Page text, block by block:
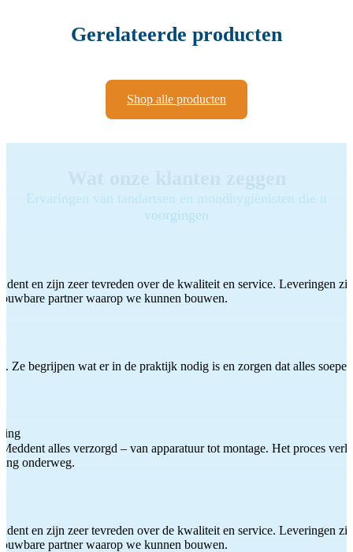
Gerelateerde producten
Shop alle producten
Ervaringen van tandartsen en mondhygiënisten die u
voorgingen
en zijn zeer tevreden over de kwaliteit en service. Leveringen
partner waarop we kunnen bouwen.
Ze begrijpen wat er in de praktijk nodig is en zorgen dat alles
alles verzorgd – van apparatuur tot montage. Het proces
onderweg.
en zijn zeer tevreden over de kwaliteit en service. Leveringen
partner waarop we kunnen bouwen.